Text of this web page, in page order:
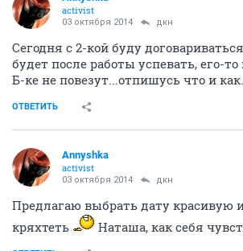
activist
03 октября 2014 дкн
Сегодня с 2-кой буду
будет после работы успевать, его-
Б-ке не повезут...отпишусь что и как.
ОТВЕТИТЬ
Annyshka
activist
03 октября 2014 дкн
Предлагаю выбрать дату красивую
кряхтеть
Наташа, как себя